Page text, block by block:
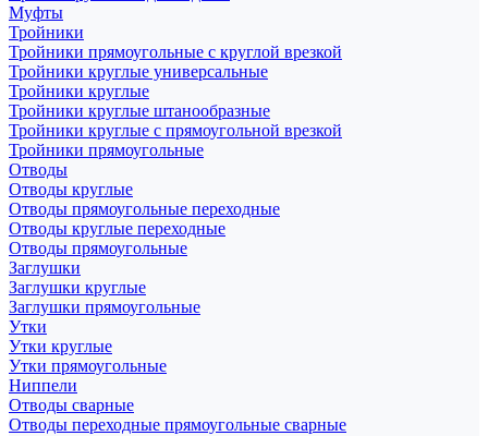
Муфты
Тройники
Тройники прямоугольные с круглой врезкой
Тройники круглые универсальные
Тройники круглые
Тройники круглые штанообразные
Тройники круглые с прямоугольной врезкой
Тройники прямоугольные
Отводы
Отводы круглые
Отводы прямоугольные переходные
Отводы круглые переходные
Отводы прямоугольные
Заглушки
Заглушки круглые
Заглушки прямоугольные
Утки
Утки круглые
Утки прямоугольные
Ниппели
Отводы сварные
Отводы переходные прямоугольные сварные